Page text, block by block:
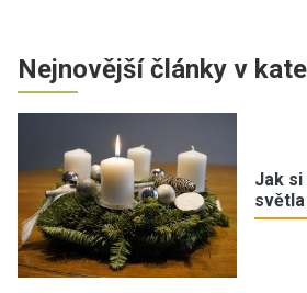
Nejnovější články v
Jak si